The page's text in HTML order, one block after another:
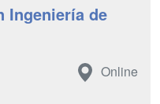
Ingeniería de
Online